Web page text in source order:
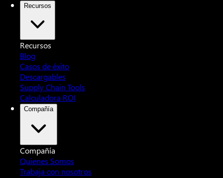
Recursos
Recursos
Blog
Casos de éxito
Descargables
Supply Chain Tools
Calculadora ROI
Compañía
Compañía
Quienes Somos
Trabaja con nosotros